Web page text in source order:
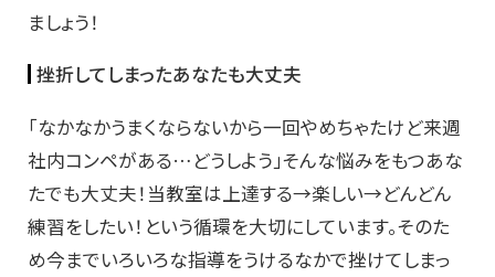
ましょう！
挫折してしまったあなたも大丈夫
「なかなかうまくならないから一回やめちゃたけど来週
社内コンペがある…どうしよう」そんな悩みをもつあな
たでも大丈夫！当教室は上達する→楽しい→どんどん
練習をしたい！という循環を大切にしています。そのた
め今までいろいろな指導をうけるなかで挫けてしまっ